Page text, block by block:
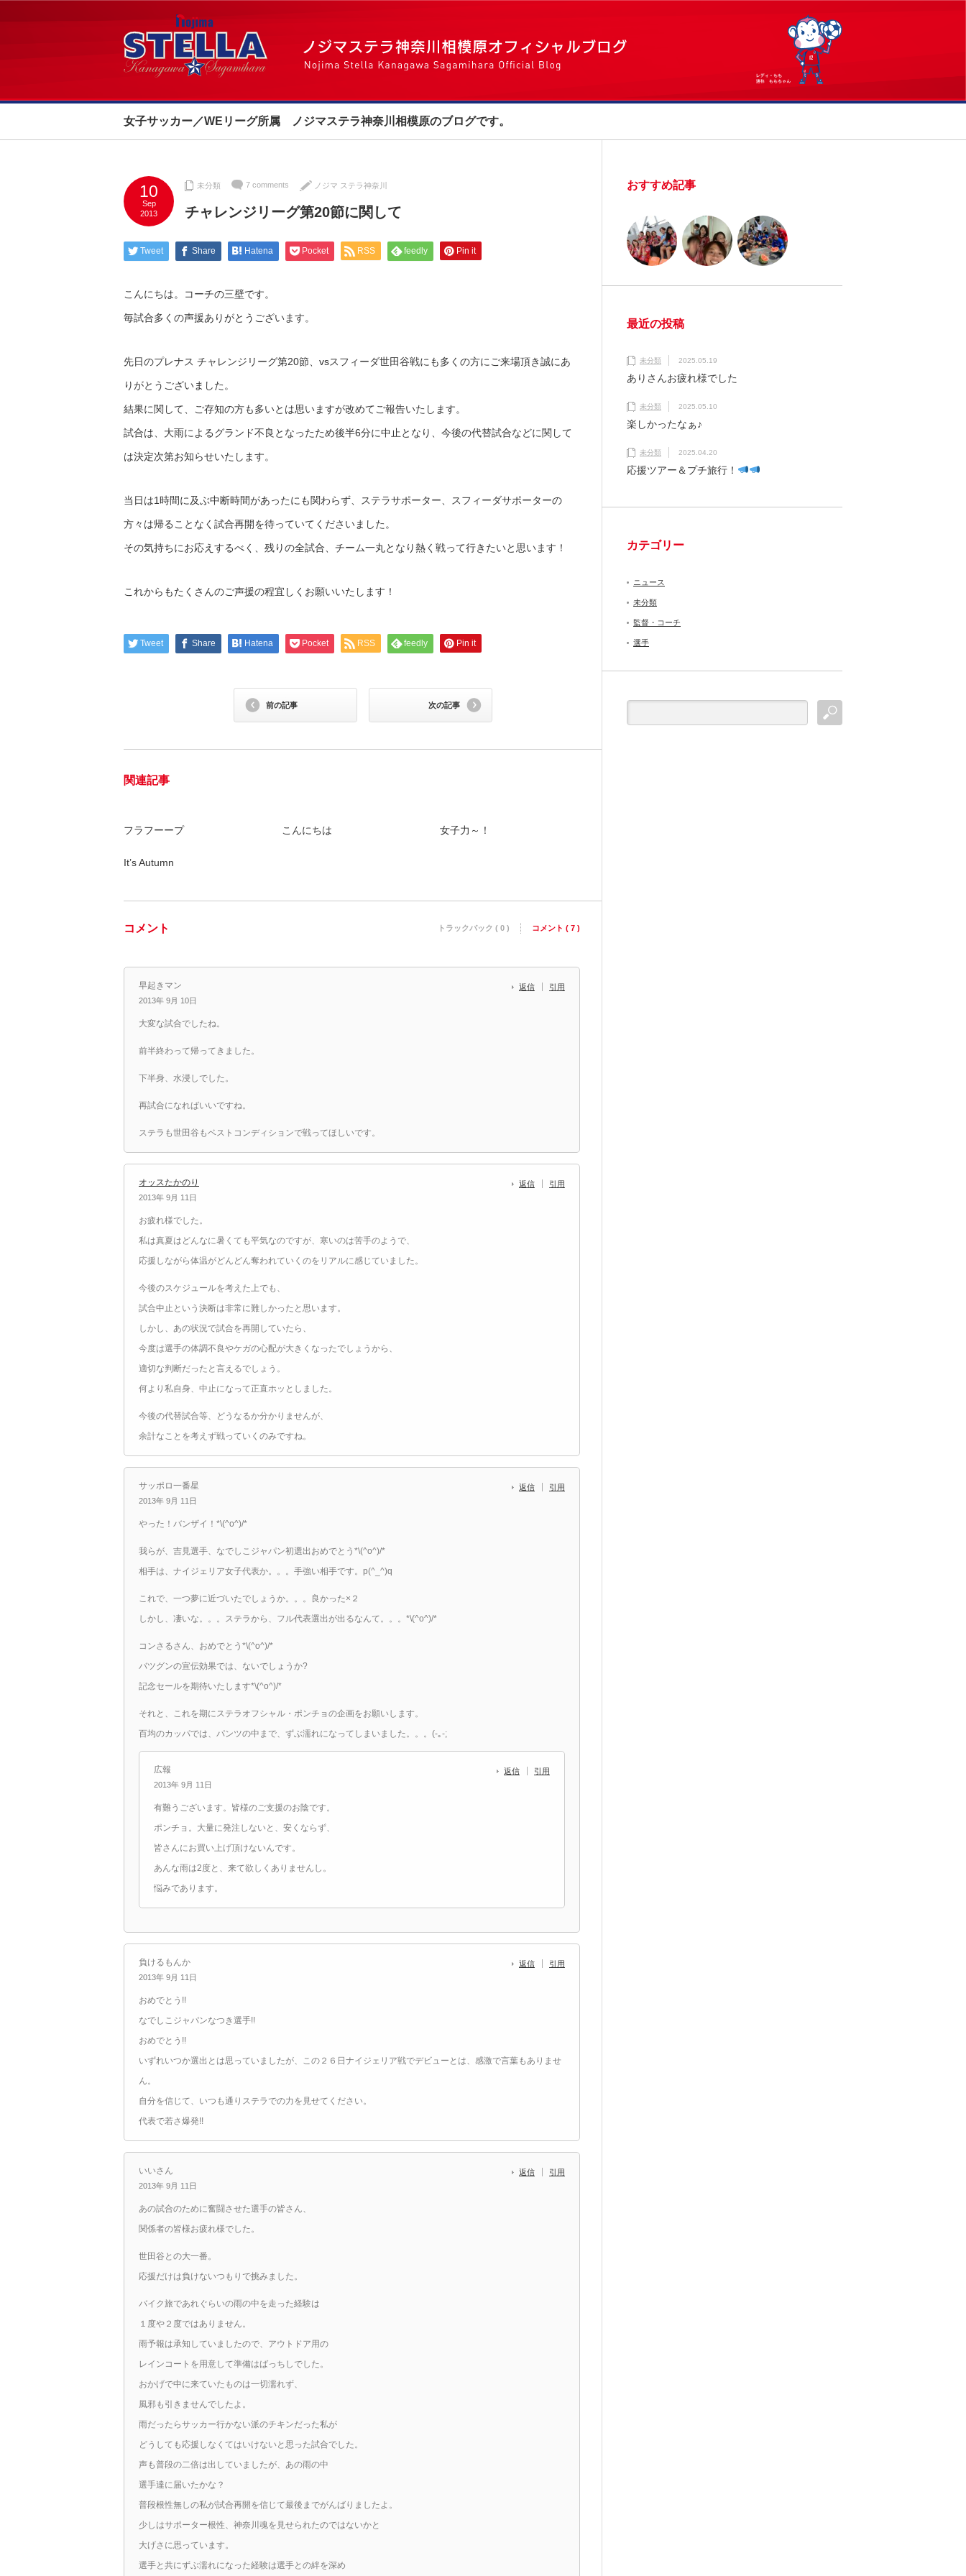
女子サッカー／WEリーグ所属 ノジマステラ神奈川相模原のブログです。
10
Sep
2013
未分類 7 comments ノジマ ステラ神奈川
チャレンジリーグ第20節に関して
Tweet Share Hatena Pocket RSS feedly Pin it
こんにちは。コーチの三壁です。
毎試合多くの声援ありがとうございます。
先日のプレナス チャレンジリーグ第20節、vsスフィーダ世田谷戦にも多くの方にご来場頂き誠にあ
りがとうございました。
結果に関して、ご存知の方も多いとは思いますが改めてご報告いたします。
試合は、大雨によるグランド不良となったため後半6分に中止となり、今後の代替試合などに関して
は決定次第お知らせいたします。
当日は1時間に及ぶ中断時間があったにも関わらず、ステラサポーター、スフィーダサポーターの
方々は帰ることなく試合再開を待っていてくださいました。
その気持ちにお応えするべく、残りの全試合、チーム一丸となり熱く戦って行きたいと思います！
これからもたくさんのご声援の程宜しくお願いいたします！
Tweet Share Hatena Pocket RSS feedly Pin it
前の記事 次の記事
関連記事
フラフーープ こんにちは 女子力～！
It’s Autumn
コメント トラックバック ( 0 ) コメント ( 7 )
早起きマン
2013年 9月 10日
返信 引用
大変な試合でしたね。
前半終わって帰ってきました。
下半身、水浸しでした。
再試合になればいいですね。
ステラも世田谷もベストコンディションで戦ってほしいです。
オッスたかのり
2013年 9月 11日
返信 引用
お疲れ様でした。
私は真夏はどんなに暑くても平気なのですが、寒いのは苦手のようで、
応援しながら体温がどんどん奪われていくのをリアルに感じていました。
今後のスケジュールを考えた上でも、
試合中止という決断は非常に難しかったと思います。
しかし、あの状況で試合を再開していたら、
今度は選手の体調不良やケガの心配が大きくなったでしょうから、
適切な判断だったと言えるでしょう。
何より私自身、中止になって正直ホッとしました。
今後の代替試合等、どうなるか分かりませんが、
余計なことを考えず戦っていくのみですね。
サッポロ一番星
2013年 9月 11日
返信 引用
やった！バンザイ！*\(^o^)/*
我らが、吉見選手、なでしこジャパン初選出おめでとう*\(^o^)/*
相手は、ナイジェリア女子代表か。。。手強い相手です。p(^_^)q
これで、一つ夢に近づいたでしょうか。。。良かった×２
しかし、凄いな。。。ステラから、フル代表選出が出るなんて。。。*\(^o^)/*
コンさるさん、おめでとう*\(^o^)/*
バツグンの宣伝効果では、ないでしょうか?
記念セールを期待いたします*\(^o^)/*
それと、これを期にステラオフシャル・ポンチョの企画をお願いします。
百均のカッパでは、パンツの中まで、ずぶ濡れになってしまいました。。。(-｡-;
広報
2013年 9月 11日
返信 引用
有難うございます。皆様のご支援のお陰です。
ポンチョ。大量に発注しないと、安くならず、
皆さんにお買い上げ頂けないんです。
あんな雨は2度と、来て欲しくありませんし。
悩みであります。
負けるもんか
2013年 9月 11日
返信 引用
おめでとう!!
なでしこジャパンなつき選手!!
おめでとう!!
いずれいつか選出とは思っていましたが、この２６日ナイジェリア戦でデビューとは、感激で言葉もありませ
ん。
自分を信じて、いつも通りステラでの力を見せてください。
代表で若さ爆発!!
いいさん
2013年 9月 11日
返信 引用
あの試合のために奮闘させた選手の皆さん、
関係者の皆様お疲れ様でした。
世田谷との大一番。
応援だけは負けないつもりで挑みました。
バイク旅であれぐらいの雨の中を走った経験は
１度や２度ではありません。
雨予報は承知していましたので、アウトドア用の
レインコートを用意して準備はばっちしでした。
おかげで中に来ていたものは一切濡れず、
風邪も引きませんでしたよ。
雨だったらサッカー行かない派のチキンだった私が
どうしても応援しなくてはいけないと思った試合でした。
声も普段の二倍は出していましたが、あの雨の中
選手達に届いたかな？
普段根性無しの私が試合再開を信じて最後までがんばりましたよ。
少しはサポーター根性、神奈川魂を見せられたのではないかと
大げさに思っています。
選手と共にずぶ濡れになった経験は選手との絆を深め
おすすめ記事
最近の投稿
未分類 2025.05.19
ありさんお疲れ様でした
未分類 2025.05.10
楽しかったなぁ♪
未分類 2025.04.20
応援ツアー＆プチ旅行！
カテゴリー
ニュース
未分類
監督・コーチ
選手